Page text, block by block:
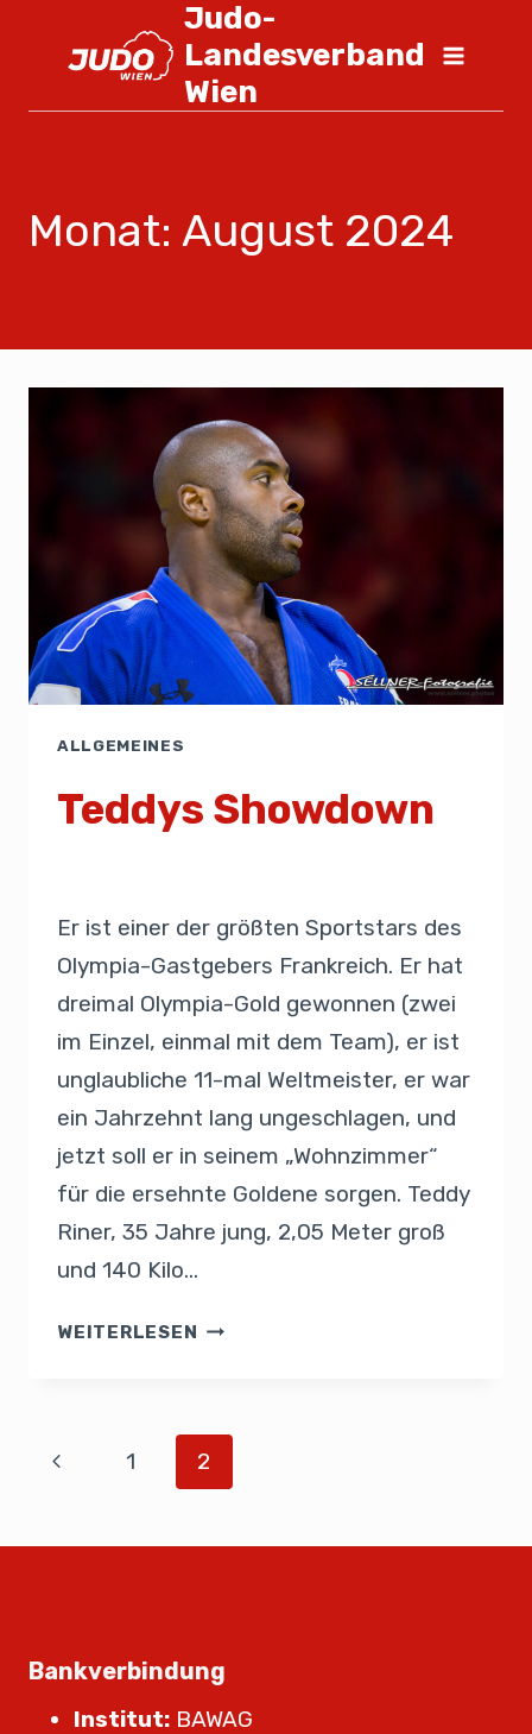
Judo-
Landesverband
Wien
Monat: August 2024
ALLGEMEINES
Teddys Showdown
Er ist einer der größten Sportstars des
Olympia-Gastgebers Frankreich. Er hat
dreimal Olympia-Gold gewonnen (zwei
im Einzel, einmal mit dem Team), er ist
unglaubliche 11-mal Weltmeister, er war
ein Jahrzehnt lang ungeschlagen, und
jetzt soll er in seinem „Wohnzimmer“
für die ersehnte Goldene sorgen. Teddy
Riner, 35 Jahre jung, 2,05 Meter groß
und 140 Kilo…
WEITERLESEN
1 2
Bankverbindung
Institut: BAWAG